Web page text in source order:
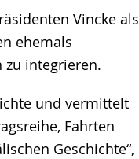
Vincke als
ehemals
zu integrieren.
und vermittelt
Fahrten
Geschichte“,